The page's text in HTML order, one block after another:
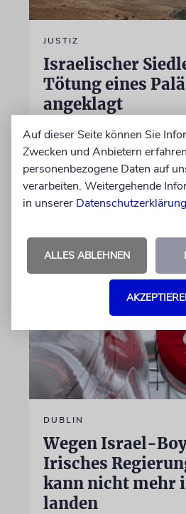
JUSTIZ
Israelischer
Tötung eines
angeklagt
Der getötete Aktivist setzte
Siedlergewalt ein und war
prämierten Film »No Other
Jetzt steht der mutmaßliche
DUBLIN
Wegen Israel-
Irisches
kann nicht mehr
landen
Auf dieser Seite können Sie
Zwecken und Anbietern
personenbezogene Daten auf
verarbeiten. Weitergehende
in unserer Datenschutzerklärung
ALLES ABLEHNEN